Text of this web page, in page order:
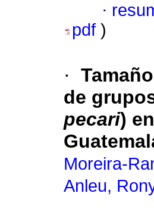
·
pdf )
·
de
pecari)
Moreira-
Anleu,